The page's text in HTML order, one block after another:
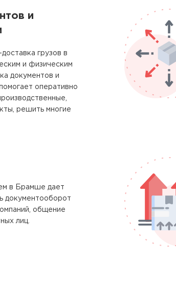
и
грузов в
и физическим
документов и
оперативно
решить многие
в Брамше дает
документооборот
общение
лиц.